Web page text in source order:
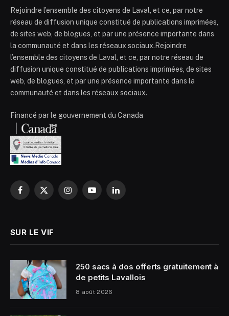
Rejoindre l’ensemble des citoyens de Laval, et ce, par notre
réseau de diffusion unique constitué de publications imprimées,
de sites web, de blogues, et par une présence importante dans
la communauté et dans les réseaux sociaux.Rejoindre
l’ensemble des citoyens de Laval, et ce, par notre réseau de
diffusion unique constitué de publications imprimées, de sites
web, de blogues, et par une présence importante dans la
communauté et dans les réseaux sociaux.
Financé par le gouvernement du Canada
Facebook
X
InstagramYouTubeLinkedIn
SUR LE VIF
250 sacs à dos offerts gratuitement à
de petits Lavallois
8 août 2026